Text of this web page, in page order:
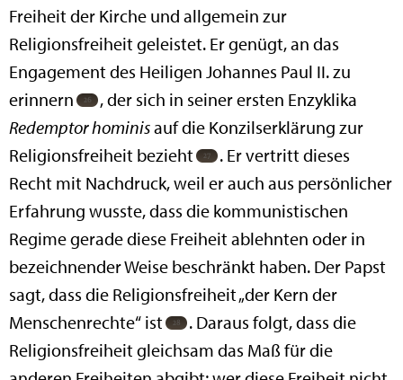
Freiheit der Kirche und allgemein zur
Religionsfreiheit geleistet. Er genügt, an das
Engagement des Heiligen Johannes Paul II. zu
erinnern
, der sich in seiner ersten Enzyklika
Redemptor hominisauf die Konzilserklärung zur
Religionsfreiheit bezieht
. Er vertritt dieses
Recht mit Nachdruck, weil er auch aus persönlicher
Erfahrung wusste, dass die kommunistischen
Regime gerade diese Freiheit ablehnten oder in
bezeichnender Weise beschränkt haben. Der Papst
sagt, dass die Religionsfreiheit „der Kern der
Menschenrechte“ ist
. Daraus folgt, dass die
Religionsfreiheit gleichsam das Maß für die